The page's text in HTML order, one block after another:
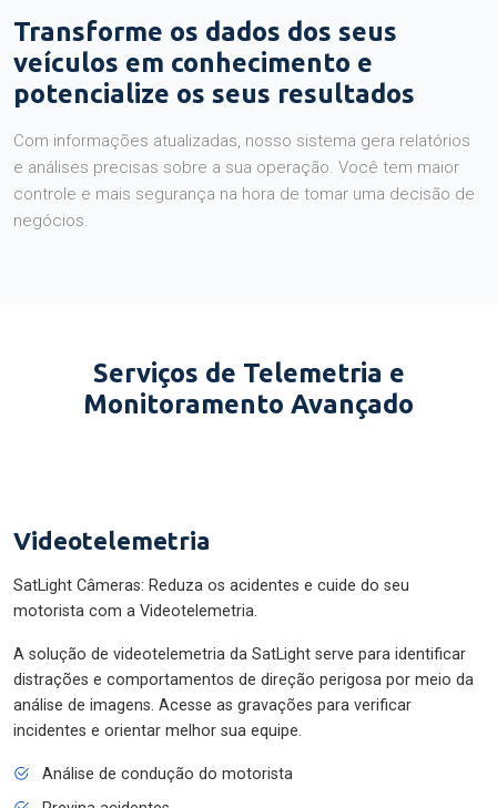
Transforme os dados dos seus
veículos em conhecimento e
potencialize os seus resultados
Com informações atualizadas, nosso sistema gera relatórios
e análises precisas sobre a sua operação. Você tem maior
controle e mais segurança na hora de tomar uma decisão de
negócios.
Serviços de Telemetria e
Monitoramento Avançado
Videotelemetria
SatLight Câmeras: Reduza os acidentes e cuide do seu
motorista com a Videotelemetria.
A solução de videotelemetria da SatLight serve para identificar
distrações e comportamentos de direção perigosa por meio da
análise de imagens. Acesse as gravações para verificar
incidentes e orientar melhor sua equipe.
Análise de condução do motorista